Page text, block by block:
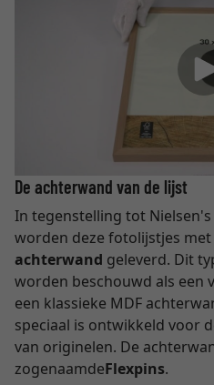
De achterwand van de lijst
In tegenstelling tot
worden deze fotolijstjes met
achterwand geleverd. Dit
worden beschouwd als een
een klassieke MDF
speciaal is ontwikkeld voor
van originelen. De
zogenaamdeFlexpins.